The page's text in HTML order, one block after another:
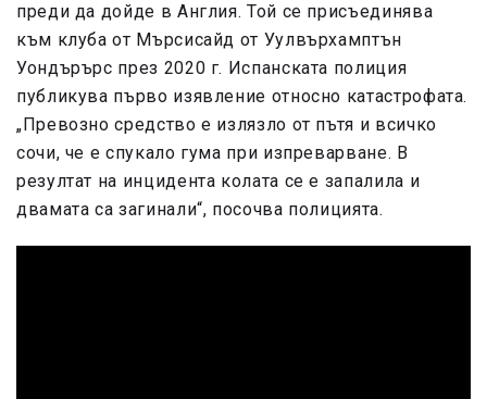
преди да дойде в Англия. Той се присъединява
към клуба от Мърсисайд от Уулвърхамптън
Уондърърс през 2020 г. Испанската полиция
публикува първо изявление относно катастрофата.
„Превозно средство е излязло от пътя и всичко
сочи, че е спукало гума при изпреварване. В
резултат на инцидента колата се е запалила и
двамата са загинали“, посочва полицията.